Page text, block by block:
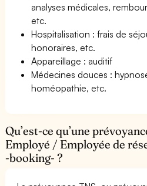
analyses médicales,
etc.
Hospitalisation : frais de
honoraires, etc.
Appareillage : auditif
Médecines douces :
homéopathie, etc.
Qu’est-ce qu’une
Employé / Employée de
-booking- ?